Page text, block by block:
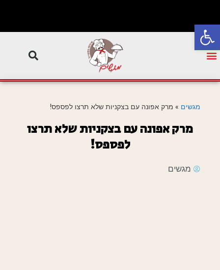
פתח סרגל נגישות
מגשים » מרק אפונה עם בצקניות שלא תרצו לפספס!
מרק אפונה עם בצקניות שלא תרצו
לפספס!
מגשים